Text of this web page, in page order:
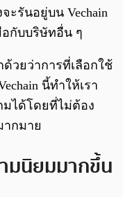
ะรันอยู่บน Vechain
อกับบริษัทอื่น ๆ
วยว่าการที่เลือกใช้
นี้ทำให้เรา
มได้โดยที่ไม่ต้อง
ากมาย
ามนิยมมากขึ้น